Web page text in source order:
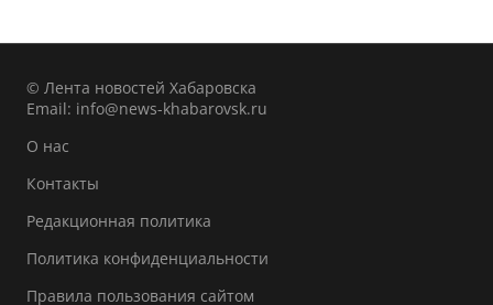
© Лента новостей Хабаровска
Email: info@news-khabarovsk.ru
О нас
Контакты
Редакционная политика
Политика конфиденциальности
Правила пользования сайтом